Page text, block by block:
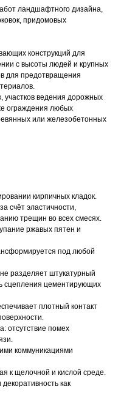
ландшафтного дизайна,
придомовых
конструкций для
с высоты людей и крупных
для предотвращения
участков ведения дорожных
ограждения любых
или железобетонных
кирпичных кладок.
счёт эластичности,
трещин во всех смесях.
ржавых пятен и
под любой
разделяет штукатурный
сцепления цементирующих
плотный контакт
отсутствие помех
коммуникациями
к щелочной и кислой среде.
как